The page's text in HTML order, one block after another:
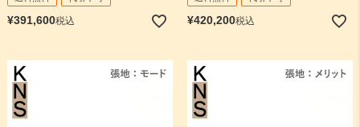
¥391,600税込 ¥420,200税込